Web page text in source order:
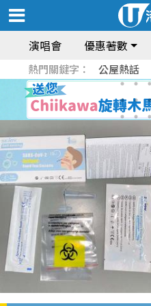
演唱會 優惠著數
熱門關鍵字： 公屋熱話